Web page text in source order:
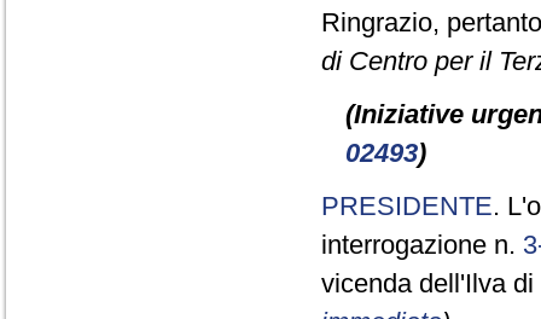
Ringrazio,
di Centro per il
(Iniziative
02493)
PRESIDENTE.
interrogazione n.
vicenda dell'Ilva